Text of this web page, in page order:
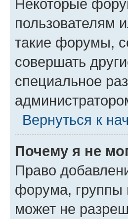
Некоторые
пользователям
такие форумы,
совершать
специальное
Вернуться к
Почему я не
Право
форума, группы
может не